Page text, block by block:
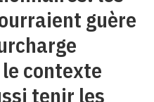
guère
contexte
tenir les